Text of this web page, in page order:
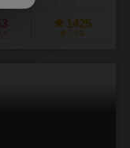
1425
持ってる